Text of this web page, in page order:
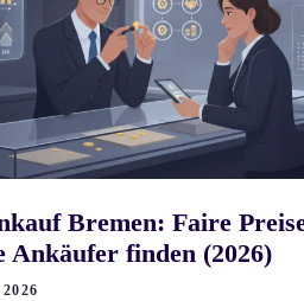
Bremen: Faire
Ankäufer finden (2026)